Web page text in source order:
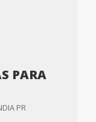
PARA
PR